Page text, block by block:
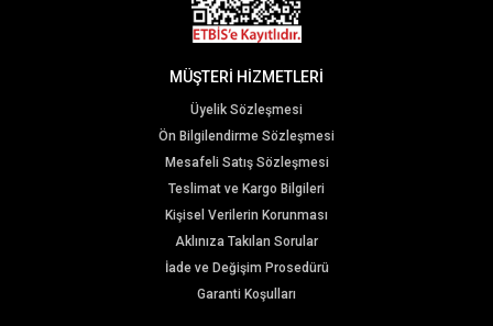
MÜŞTERİ HİZMETLERİ
Üyelik Sözleşmesi
Ön Bilgilendirme Sözleşmesi
Mesafeli Satış Sözleşmesi
Teslimat ve Kargo Bilgileri
Kişisel Verilerin Korunması
Aklınıza Takılan Sorular
İade ve Değişim Prosedürü
Garanti Koşulları